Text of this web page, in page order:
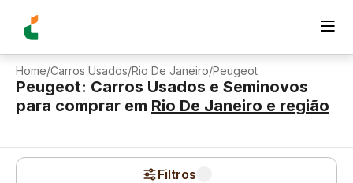
Home/Carros Usados/Rio De Janeiro/Peugeot
Peugeot: Carros Usados e Seminovos
para comprar em Rio De Janeiro e região
Filtros